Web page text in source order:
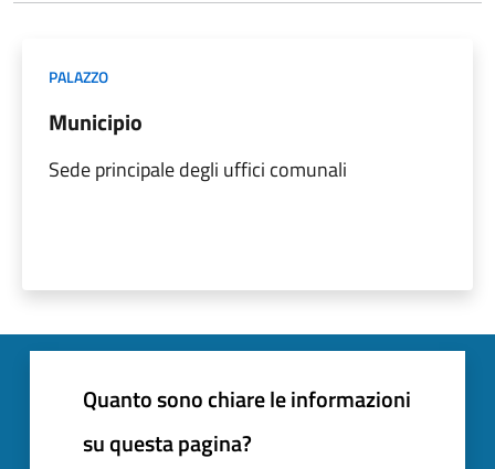
PALAZZO
Municipio
Sede principale degli uffici comunali
Quanto sono chiare le informazioni
su questa pagina?